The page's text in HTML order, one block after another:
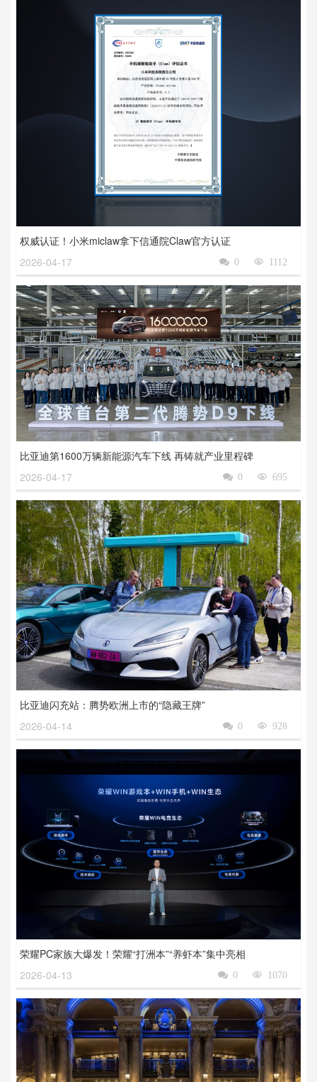
权威认证！小米miclaw拿下信通院Claw官方认证
2026-04-17
1112

0

比亚迪第1600万辆新能源汽车下线 再铸就产业里程碑
2026-04-17
695

0

比亚迪闪充站：腾势欧洲上市的“隐藏王牌”
2026-04-14
928

0

荣耀PC家族大爆发！荣耀“打洲本”“养虾本”集中亮相
2026-04-13
1070

0
